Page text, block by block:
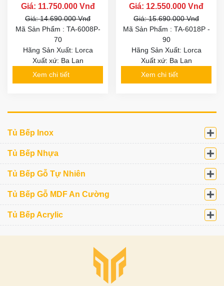
Giá: 11.750.000 Vnđ
Giá: 14.690.000 Vnđ
Mã Sản Phẩm : TA-6008P-
70
Hãng Sản Xuất: Lorca
Xuất xứ: Ba Lan
Xem chi tiết
Giá: 12.550.000 Vnđ
Giá: 15.690.000 Vnđ
Mã Sản Phẩm : TA-6018P -
90
Hãng Sản Xuất: Lorca
Xuất xứ: Ba Lan
Xem chi tiết
Tủ Bếp Inox
Tủ Bếp Nhựa
Tủ Bếp Gỗ Tự Nhiên
Tủ Bếp Gỗ MDF An Cường
Tủ Bếp Acrylic